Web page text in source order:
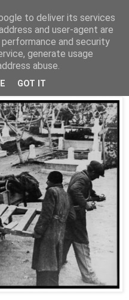
to deliver its services
and user-agent are
and security
generate usage
abuse.
GOT IT